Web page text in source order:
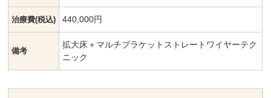
治療費(税込) 440,000円
備考
拡大床＋マルチブラケットストレートワイヤーテク
ニック